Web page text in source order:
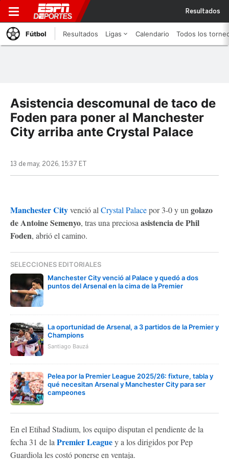
Resultados
Fútbol Resultados Ligas Calendario Todos los
Asistencia descomunal de taco de
Foden para poner al Manchester
City arriba ante Crystal Palace
13 de may, 2026, 15:37 ET
Manchester Cityvenció al Crystal Palacepor 3-0 y un golazo
de Antoine Semenyo, tras una preciosa asistencia de Phil
Foden, abrió el camino.
SELECCIONES EDITORIALES
Manchester City venció al Palace y quedó a dos
puntos del Arsenal en la cima de la Premier
La oportunidad de Arsenal, a 3 partidos de la Premier y
Champions
Santiago Bauzá
Pelea por la Premier League 2025/26: fixture, tabla y
qué necesitan Arsenal y Manchester City para ser
campeones
En el Etihad Stadium, los equipo disputan el pendiente de la
fecha 31 de la Premier Leaguey a los dirigidos por Pep
Guardiola les costó ponerse en ventaja.